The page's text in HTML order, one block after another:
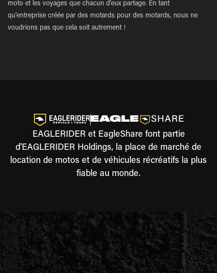
moto et les voyages que chacun d'eux partage. En tant
qu'entreprise créée par des motards pour des motards, nous ne
voudrions pas que cela soit autrement !
EAGLERIDER et EagleShare font partie
d'EAGLERIDER Holdings, la place de marché de
location de motos et de véhicules récréatifs la plus
fiable au monde.